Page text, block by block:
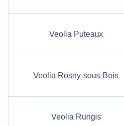
Veolia Puteaux
Veolia Rosny-sous-Bois
Veolia Rungis